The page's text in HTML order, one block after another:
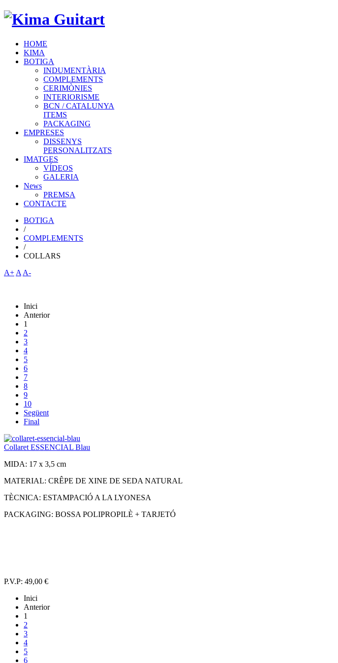
HOME
KIMA
BOTIGA
INDUMENTÀRIA
COMPLEMENTS
CERIMÒNIES
INTERIORISME
BCN / CATALUNYA
ITEMS
PACKAGING
EMPRESES
DISSENYS
PERSONALITZATS
IMATGES
VÍDEOS
GALERIA
News
PREMSA
CONTACTE
BOTIGA
/
COMPLEMENTS
/
COLLARS
A+ A A-
Inici
Anterior
1
2
3
4
5
6
7
8
9
10
Següent
Final
Collaret ESSENCIAL Blau
MIDA: 17 x 3,5 cm
MATERIAL: CRÊPE DE XINE DE SEDA NATURAL
TÈCNICA: ESTAMPACIÓ A LA LYONESA
PACKAGING: BOSSA POLIPROPILÈ + TARJETÓ
P.V.P: 49,00 €
Inici
Anterior
1
2
3
4
5
6